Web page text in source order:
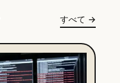
すべて →